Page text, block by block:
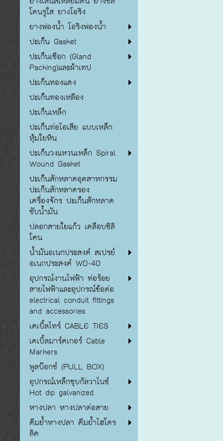
โคนรูใส ยางโอริง
ยางฟองน้ำ โอริงฟองน้ำ
ปะเก็น Gasket
ปะเก็นเชือก (Gland
Packing)และผ้าเทป
ปะเก็นทองแดง
ปะเก็นทองเหลือง
ปะเก็นเหล็ก
ปะเก็นท่อไอเสีย แบบเหล็ก
หุ้มใยหิน
ปะเก็นวงแหวนเหล็ก Spiral
Wound Gasket
ปะเก็นสักหลาดอุตสาหกรรม
ปะเก็นสักหลาดรอง
เครื่องจักร ปะเก็นสักหลาด
ซับน้ำมัน
ปลอกสายใยแก้ว เคลือบซิลิ
โคน
น้ำมันอเนกประสงค์ สเปรย์
อเนกประสงค์ WD-40
อุปกรณ์งานไฟฟ้า ท่อร้อย
สายไฟฟ้าและอุปกรณ์ข้อต่อ
electrical conduit fittings
and accessories
เคเบิ้ลไทร์ CABLE TIES
เคเบิ้ลมาร์คเกอร์ Cable
Markers
พูลบ๊อกซ์ (PULL BOX)
อุปกรณ์เหล็กชุบกัลวาไนซ์
Hot dip galvanized
หางปลา หางปลาต่อสาย
คีมย้ำหางปลา คีมย้ำไฮโดร
ลิค